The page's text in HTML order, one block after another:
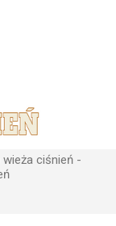
ciśnienia
Cechą
jest wyszukanie
obiektu.
musi zostać
Ponieważ
musi być
się u
ciśnień -